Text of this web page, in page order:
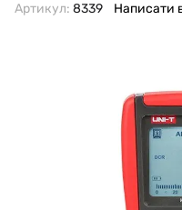
Артикул: 8339 Написати